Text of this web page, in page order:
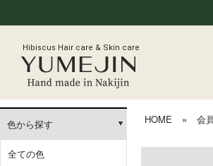
Hibiscus Hair care & Skin care
色から探す
全ての色
HOME » 会